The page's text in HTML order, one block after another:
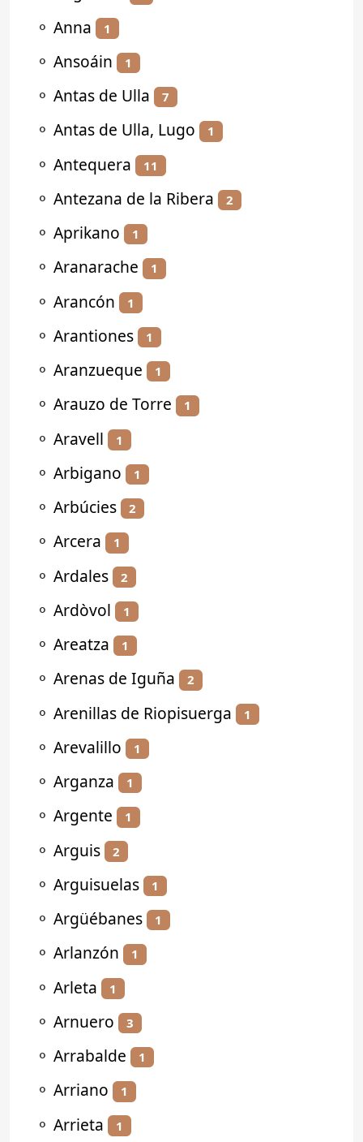
⚬ Anna 1
⚬ Ansoáin 1
⚬ Antas de Ulla 7
⚬ Antas de Ulla, Lugo 1
⚬ Antequera 11
⚬ Antezana de la Ribera 2
⚬ Aprikano 1
⚬ Aranarache 1
⚬ Arancón 1
⚬ Arantiones 1
⚬ Aranzueque 1
⚬ Arauzo de Torre 1
⚬ Aravell 1
⚬ Arbigano 1
⚬ Arbúcies 2
⚬ Arcera 1
⚬ Ardales 2
⚬ Ardòvol 1
⚬ Areatza 1
⚬ Arenas de Iguña 2
⚬ Arenillas de Riopisuerga 1
⚬ Arevalillo 1
⚬ Arganza 1
⚬ Argente 1
⚬ Arguis 2
⚬ Arguisuelas 1
⚬ Argüébanes 1
⚬ Arlanzón 1
⚬ Arleta 1
⚬ Arnuero 3
⚬ Arrabalde 1
⚬ Arriano 1
⚬ Arrieta 1